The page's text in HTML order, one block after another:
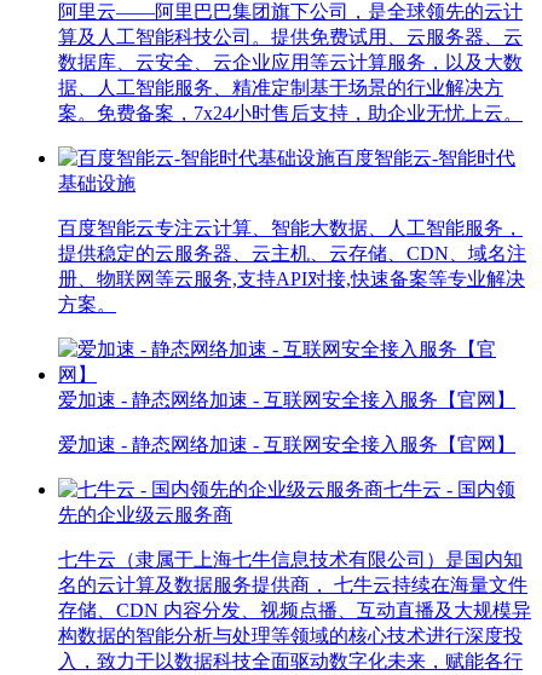
阿里云——阿里巴巴集团旗下公司，是全球领先的云计
算及人工智能科技公司。提供免费试用、云服务器、云
数据库、云安全、云企业应用等云计算服务，以及大数
据、人工智能服务、精准定制基于场景的行业解决方
案。免费备案，7x24小时售后支持，助企业无忧上云。
百度智能云-智能时代
基础设施
百度智能云专注云计算、智能大数据、人工智能服务，
提供稳定的云服务器、云主机、云存储、CDN、域名注
册、物联网等云服务,支持API对接,快速备案等专业解决
方案。
爱加速 - 静态网络加速 - 互联网安全接入服务【官网】
爱加速 - 静态网络加速 - 互联网安全接入服务【官网】
七牛云 - 国内领
先的企业级云服务商
七牛云（隶属于上海七牛信息技术有限公司）是国内知
名的云计算及数据服务提供商， 七牛云持续在海量文件
存储、CDN 内容分发、视频点播、互动直播及大规模异
构数据的智能分析与处理等领域的核心技术进行深度投
入，致力于以数据科技全面驱动数字化未来，赋能各行